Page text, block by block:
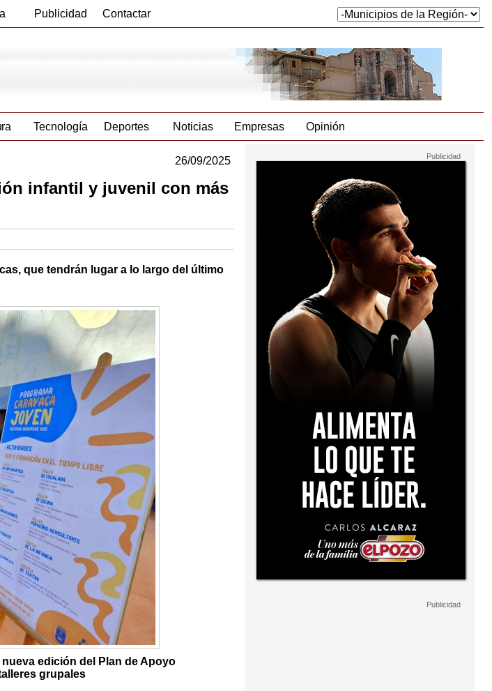
Publicidad Contactar
Tecnología Deportes Noticias Empresas Opinión
26/09/2025
infantil y juvenil con más
que tendrán lugar a lo largo del último
edición del Plan de Apoyo
grupales